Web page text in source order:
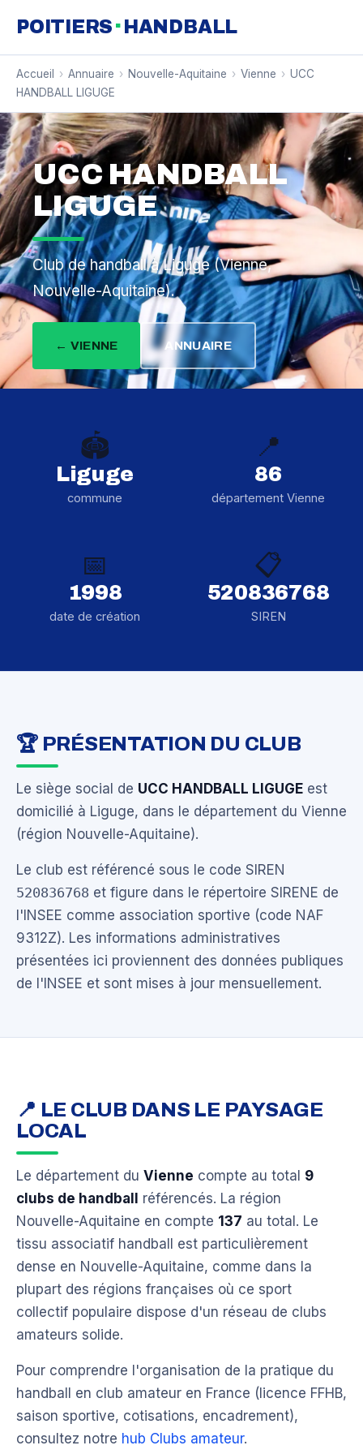
POITIERS · HANDBALL
Accueil › Annuaire › Nouvelle-Aquitaine › Vienne › UCC
HANDBALL LIGUGE
UCC HANDBALL
LIGUGE
Club de handball à Liguge (Vienne,
Nouvelle-Aquitaine).
← VIENNE ANNUAIRE
🏟️
Liguge
commune
📍
86
département Vienne
📅
1998
date de création
📋
520836768
SIREN
🏆 PRÉSENTATION DU CLUB
Le siège social de UCC HANDBALL LIGUGE est
domicilié à Liguge, dans le département du Vienne
(région Nouvelle-Aquitaine).
Le club est référencé sous le code SIREN
520836768 et figure dans le répertoire SIRENE de
l'INSEE comme association sportive (code NAF
9312Z). Les informations administratives
présentées ici proviennent des données publiques
de l'INSEE et sont mises à jour mensuellement.
📍 LE CLUB DANS LE PAYSAGE
LOCAL
Le département du Vienne compte au total 9
clubs de handball
référencés. La région
Nouvelle-Aquitaine en compte 137 au total. Le
tissu associatif handball est particulièrement
dense en Nouvelle-Aquitaine, comme dans la
plupart des régions françaises où ce sport
collectif populaire dispose d'un réseau de clubs
amateurs solide.
Pour comprendre l'organisation de la pratique du
handball en club amateur en France (licence FFHB,
saison sportive, cotisations, encadrement),
consultez notre hub Clubs amateur.